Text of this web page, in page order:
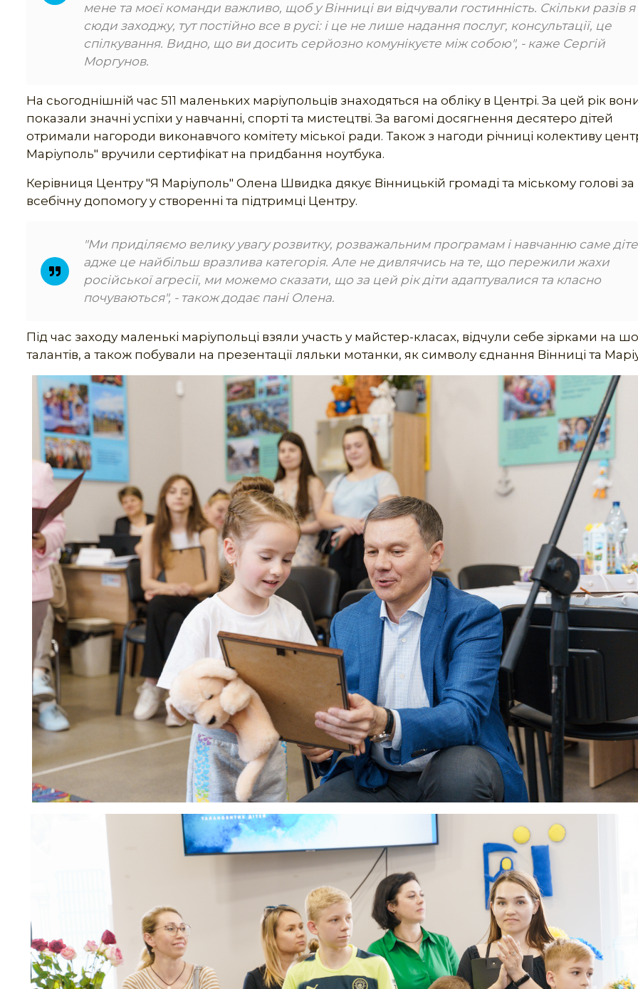
мене та моєї команди важливо, щоб у Вінниці ви відчували гостинність. Скільки разів я
сюди заходжу, тут постійно все в русі: і це не лише надання послуг, консультації, це
спілкування. Видно, що ви досить серйозно комунікуєте між собою", - каже Сергій
Моргунов.
На сьогоднішній час 511 маленьких маріупольців знаходяться на обліку в Центрі. За цей рік
показали значні успіхи у навчанні, спорті та мистецтві. За вагомі досягнення десятеро дітей
отримали нагороди виконавчого комітету міської ради. Також з нагоди річниці колективу
Маріуполь" вручили сертифікат на придбання ноутбука.
Керівниця Центру "Я Маріуполь" Олена Швидка дякує Вінницькій громаді та міському голові за
всебічну допомогу у створенні та підтримці Центру.
"Ми приділяємо велику увагу розвитку, розважальним програмам і навчанню саме
адже це найбільш вразлива категорія. Але не дивлячись на те, що пережили жахи
російської агресії, ми можемо сказати, що за цей рік діти адаптувалися та класно
почуваються", - також додає пані Олена.
Під час заходу маленькі маріупольці взяли участь у майстер-класах, відчули себе зірками на
талантів, а також побували на презентації ляльки мотанки, як символу єднання Вінниці та